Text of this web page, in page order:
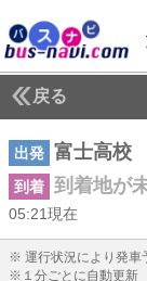
戻る
出発 富士高校
到着 到着地が
05:21現在
※ 運行状況により発車
※１分ごとに自動更新